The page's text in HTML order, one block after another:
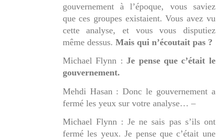
gouvernement à l’époque, vous saviez
que ces groupes existaient. Vous avez vu
cette analyse, et vous vous disputiez
même dessus. Mais qui n’écoutait pas ?
Michael Flynn :Je pense que c’était le
gouvernement.
Mehdi Hasan : Donc le gouvernement a
fermé les yeux sur votre analyse… –
Michael Flynn : Je ne sais pas s’ils ont
fermé les yeux. Je pense que c’était une